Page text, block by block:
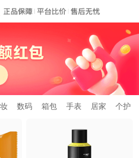
数码 箱包 手表 居家 个护